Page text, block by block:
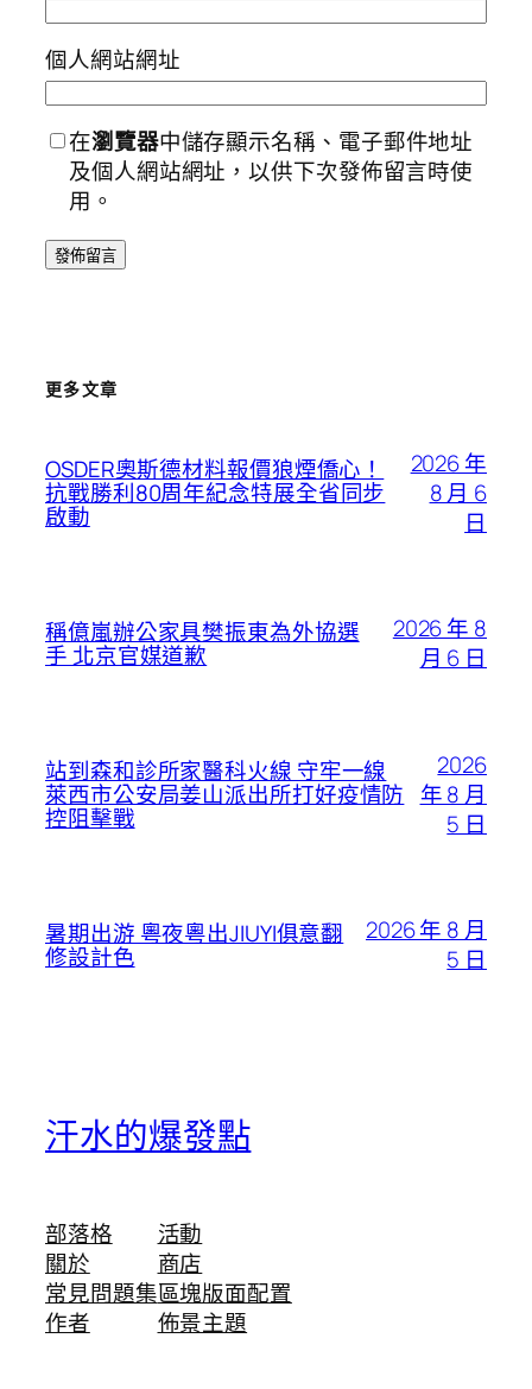
個人網站網址
在瀏覽器中儲存顯示名稱、電子郵件地址
及個人網站網址，以供下次發佈留言時使
用。
更多文章
OSDER奧斯德材料報價狼煙僑心！
抗戰勝利80周年紀念特展全省同步
啟動
2026 年
8 月 6
日
稱億嵐辦公家具樊振東為外協選
手 北京官媒道歉
2026 年 8
月 6 日
站到森和診所家醫科火線 守牢一線
萊西市公安局姜山派出所打好疫情防
控阻擊戰
2026
年 8 月
5 日
暑期出游 粵夜粵出JIUYI俱意翻
修設計色
2026 年 8 月
5 日
汗水的爆發點
部落格
關於
常見問題集
作者
活動
商店
區塊版面配置
佈景主題